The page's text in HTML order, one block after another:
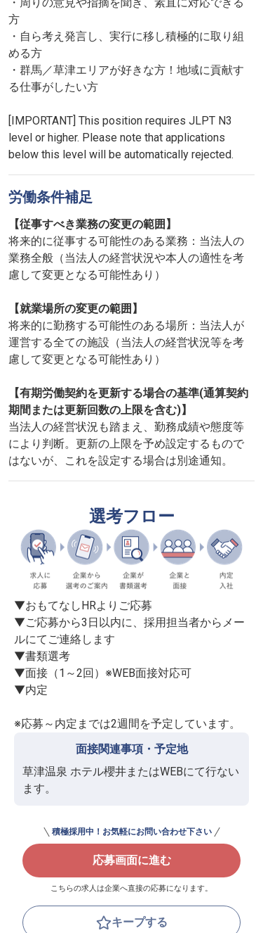
方
・自ら考え発言し、実行に移し積極的に取り組
める方
・群馬／草津エリアが好きな方！地域に貢献す
る仕事がしたい方
[IMPORTANT] This position requires JLPT N3
level or higher. Please note that applications
below this level will be automatically rejected.
労働条件補足
【従事すべき業務の変更の範囲】
将来的に従事する可能性のある業務：当法人の
業務全般（当法人の経営状況や本人の適性を考
慮して変更となる可能性あり）
【就業場所の変更の範囲】
将来的に勤務する可能性のある場所：当法人が
運営する全ての施設（当法人の経営状況等を考
慮して変更となる可能性あり）
【有期労働契約を更新する場合の基準(通算契約
期間または更新回数の上限を含む)】
当法人の経営状況も踏まえ、勤務成績や態度等
により判断。更新の上限を予め設定するもので
はないが、これを設定する場合は別途通知。
選考フロー
▼おもてなしHRよりご応募
▼ご応募から3日以内に、採用担当者からメー
ルにてご連絡します
▼書類選考
▼面接（1～2回）※WEB面接対応可
▼内定
※応募～内定までは2週間を予定しています。
面接関連事項・予定地
草津温泉 ホテル櫻井またはWEBにて行ない
ます。
積極採用中！お気軽にお問い合わせ下さい
応募画面に進む
こちらの求人は企業へ直接の応募になります。
キープする